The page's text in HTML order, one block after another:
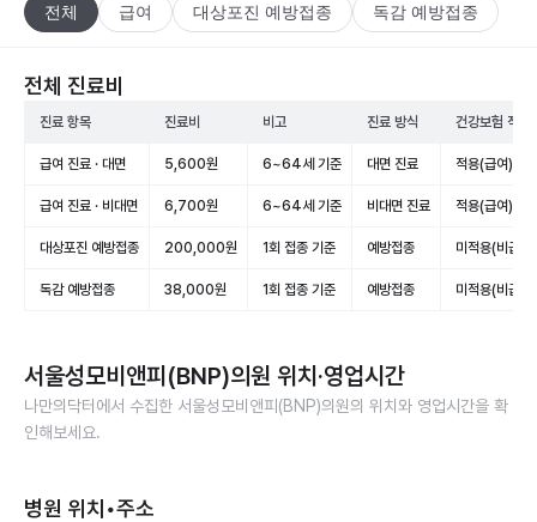
전체 급여 대상포진 예방접종 독감 예방접종
전체 진료비
진료 항목 진료비 비고 진료 방식 건강보험 적용
급여 진료 · 대면 5,600원 6~64세 기준 대면 진료 적용(급여)
급여 진료 · 비대면 6,700원 6~64세 기준 비대면 진료 적용(급여)
대상포진 예방접종 200,000원 1회 접종 기준 예방접종 미적용(비급여)
독감 예방접종 38,000원 1회 접종 기준 예방접종 미적용(비급여)
서울성모비앤피(BNP)의원 위치·영업시간
나만의닥터에서 수집한 서울성모비앤피(BNP)의원의 위치와 영업시간을 확
인해보세요.
병원 위치•주소